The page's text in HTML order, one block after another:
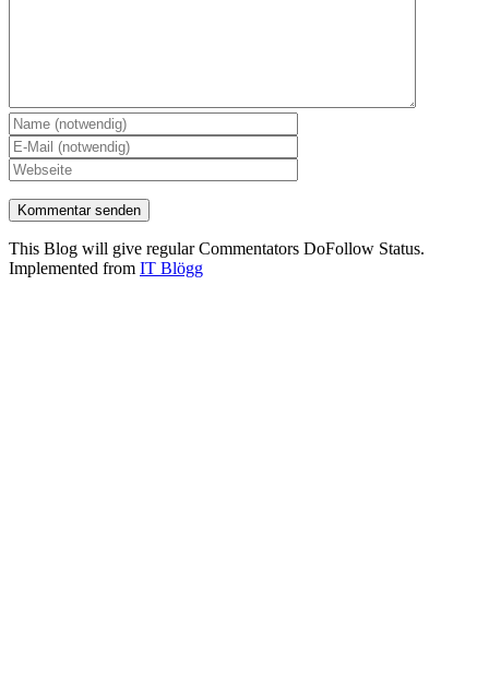
This Blog will give regular Commentators DoFollow Status.
Implemented from IT Blögg